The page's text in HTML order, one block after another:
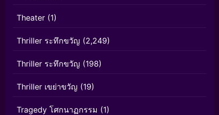
Theater (1)
Thriller ระทึกขวัญ (2,249)
Thriller ระทึกขวัญ (198)
Thriller เขย่าขวัญ (19)
Tragedy โศกนาฏกรรม (1)